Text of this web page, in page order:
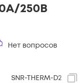
Вопросы и
Конфигураторы
SNR-THERM-D2
250В
Нет вопросов